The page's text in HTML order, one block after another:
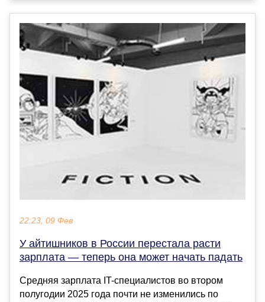
22:23, 09 Фев
У айтишников в России перестала расти
зарплата — теперь она может начать падать
Средняя зарплата IT-специалистов во втором
полугодии 2025 года почти не изменились по